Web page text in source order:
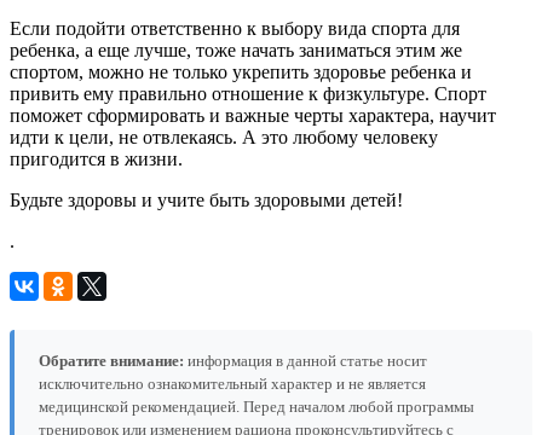
Если подойти ответственно к выбору вида спорта для
ребенка, а еще лучше, тоже начать заниматься этим же
спортом, можно не только укрепить здоровье ребенка и
привить ему правильно отношение к физкультуре. Спорт
поможет сформировать и важные черты характера, научит
идти к цели, не отвлекаясь. А это любому человеку
пригодится в жизни.
Будьте здоровы и учите быть здоровыми детей!
.
Обратите внимание: информация в данной статье носит
исключительно ознакомительный характер и не является
медицинской рекомендацией. Перед началом любой программы
тренировок или изменением рациона проконсультируйтесь с